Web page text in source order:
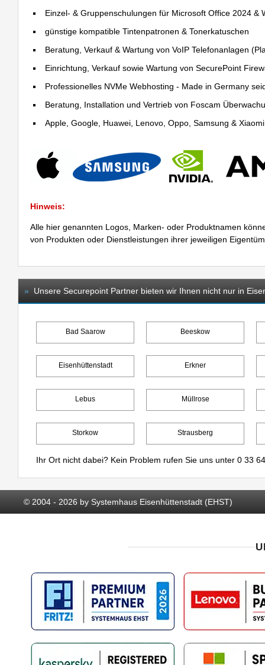
Einzel- & Gruppenschulungen für Microsoft Office 2024 &
günstige kompatible Tintenpatronen & Tonerkatuschen
Beratung, Verkauf & Wartung von VoIP Telefonanlagen
Einrichtung, Verkauf sowie Wartung von SecurePoint
Professionelles NVMe Webhosting - Made in Germany
Beratung, Installation und Vertrieb von Foscam
Apple, Google, Huawei, Lenovo, Oppo, Samsung &
Hinweis:
Alle hier genannten Logos, Marken- oder Produktnamen
von Produkten oder Dienstleistungen ihrer jeweiligen
» Unsere Securepoint Partner bieten wir Ihnen nicht nur in
Bad Saarow Beeskow
Eisenhüttenstadt Erkner
Lebus Müllrose
Storkow Strausberg
Ihr Ort nicht dabei? Kein Problem rufen Sie uns unter 0 33
© 2004 - 2026 by Systemhaus Eisenhüttenstadt (EHST)